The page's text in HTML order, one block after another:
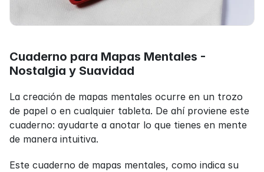
Cuaderno para Mapas Mentales -
Nostalgia y Suavidad
La creación de mapas mentales ocurre en un trozo
de papel o en cualquier tableta. De ahí proviene este
cuaderno: ayudarte a anotar lo que tienes en mente
de manera intuitiva.
Este cuaderno de mapas mentales, como indica su